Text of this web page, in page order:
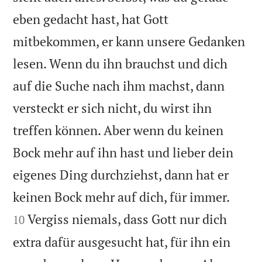
eben gedacht hast, hat Gott
mitbekommen, er kann unsere Gedanken
lesen. Wenn du ihn brauchst und dich
auf die Suche nach ihm machst, dann
versteckt er sich nicht, du wirst ihn
treffen können. Aber wenn du keinen
Bock mehr auf ihn hast und lieber dein
eigenes Ding durchziehst, dann hat er
keinen Bock mehr auf dich, für immer.
10 Vergiss niemals, dass Gott nur dich
extra dafür ausgesucht hat, für ihn ein